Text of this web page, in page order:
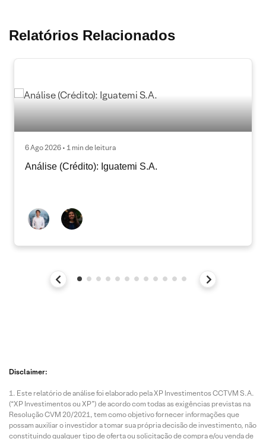
Relatórios Relacionados
6 Ago 2026 • 1 min de leitura
Análise (Crédito): Iguatemi S.A.
Disclaimer:
Este relatório de análise foi elaborado pela XP Investimentos CCTVM S.A.
(“XP Investimentos ou XP”) de acordo com todas as exigências previstas na
Resolução CVM 20/2021, tem como objetivo fornecer informações que
possam auxiliar o investidor a tomar sua própria decisão de investimento, não
constituindo qualquer tipo de oferta ou solicitação de compra e/ou venda de